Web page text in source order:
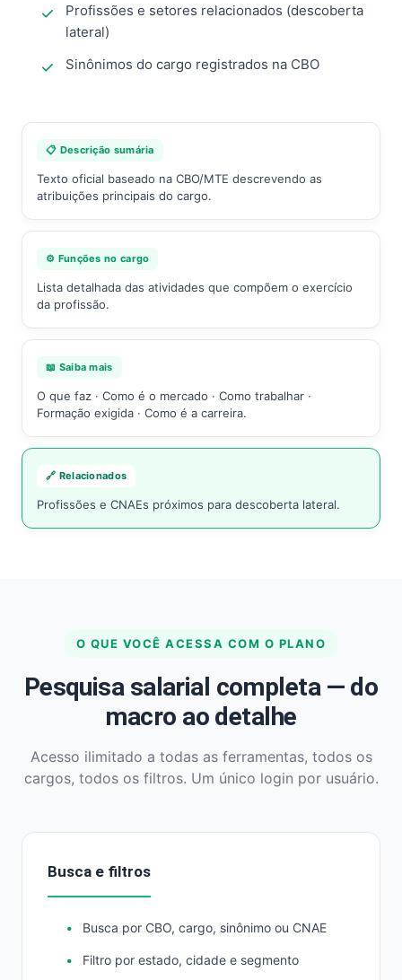
Profissões e setores relacionados (descoberta
lateral)
Sinônimos do cargo registrados na CBO
📋 Descrição sumária
Texto oficial baseado na CBO/MTE descrevendo as
atribuições principais do cargo.
⚙️ Funções no cargo
Lista detalhada das atividades que compõem o exercício
da profissão.
📖 Saiba mais
O que faz · Como é o mercado · Como trabalhar ·
Formação exigida · Como é a carreira.
🔗 Relacionados
Profissões e CNAEs próximos para descoberta lateral.
O QUE VOCÊ ACESSA COM O PLANO
Pesquisa salarial completa — do
macro ao detalhe
Acesso ilimitado a todas as ferramentas, todos os
cargos, todos os filtros. Um único login por usuário.
Busca e filtros
Busca por CBO, cargo, sinônimo ou CNAE
Filtro por estado, cidade e segmento